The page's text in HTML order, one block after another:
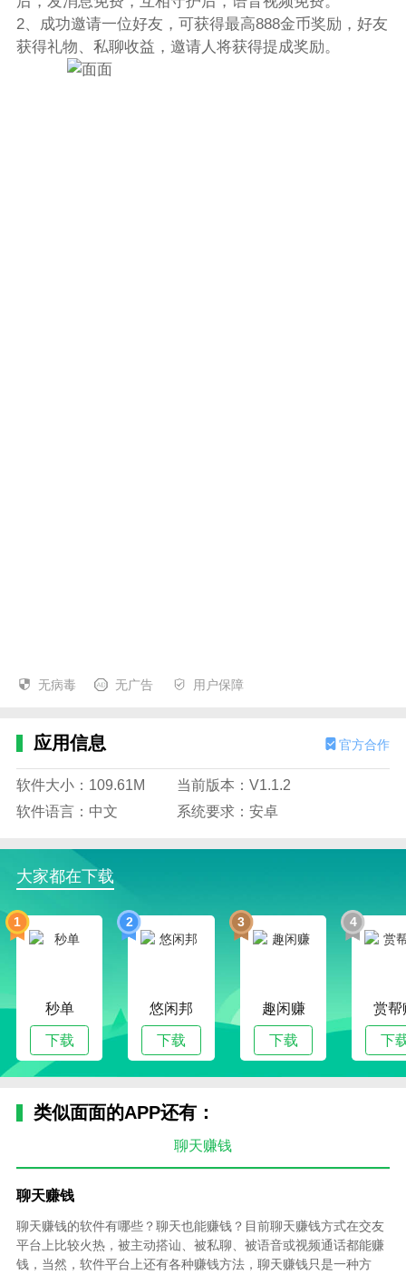
2、成功邀请一位好友，可获得最高888金币奖励，好友
获得礼物、私聊收益，邀请人将获得提成奖励。
无病毒 无广告 用户保障
应用信息 官方合作
软件大小：109.61M
当前版本：V1.1.2
软件语言：中文
系统要求：安卓
大家都在下载
1
秒单
下载
2
悠闲邦
下载
3
趣闲赚
下载
4
赏帮
下
类似面面的APP还有：
聊天赚钱
聊天赚钱
聊天赚钱的软件有哪些？聊天也能赚钱？目前聊天赚钱方式在交友
平台上比较火热，被主动搭讪、被私聊、被语音或视频通话都能赚
钱，当然，软件平台上还有各种赚钱方法，聊天赚钱只是一种方